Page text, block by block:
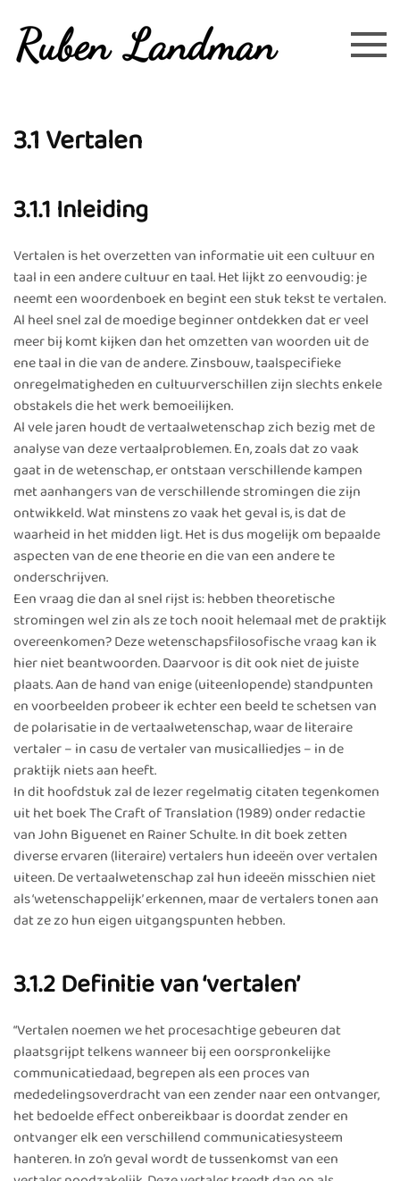
Overslaan en naar de inhoud gaan
3.1 Vertalen
3.1.1 Inleiding
Vertalen is het overzetten van informatie uit een cultuur en
taal in een andere cultuur en taal. Het lijkt zo eenvoudig: je
neemt een woordenboek en begint een stuk tekst te vertalen.
Al heel snel zal de moedige beginner ontdekken dat er veel
meer bij komt kijken dan het omzetten van woorden uit de
ene taal in die van de andere. Zinsbouw, taalspecifieke
onregelmatigheden en cultuurverschillen zijn slechts enkele
obstakels die het werk bemoeilijken.
Al vele jaren houdt de vertaalwetenschap zich bezig met de
analyse van deze vertaalproblemen. En, zoals dat zo vaak
gaat in de wetenschap, er ontstaan verschillende kampen
met aanhangers van de verschillende stromingen die zijn
ontwikkeld. Wat minstens zo vaak het geval is, is dat de
waarheid in het midden ligt. Het is dus mogelijk om bepaalde
aspecten van de ene theorie en die van een andere te
onderschrijven.
Een vraag die dan al snel rijst is: hebben theoretische
stromingen wel zin als ze toch nooit helemaal met de praktijk
overeenkomen? Deze wetenschapsfilosofische vraag kan ik
hier niet beantwoorden. Daarvoor is dit ook niet de juiste
plaats. Aan de hand van enige (uiteenlopende) standpunten
en voorbeelden probeer ik echter een beeld te schetsen van
de polarisatie in de vertaalwetenschap, waar de literaire
vertaler – in casu de vertaler van musicalliedjes – in de
praktijk niets aan heeft.
In dit hoofdstuk zal de lezer regelmatig citaten tegenkomen
uit het boek The Craft of Translation (1989) onder redactie
van John Biguenet en Rainer Schulte. In dit boek zetten
diverse ervaren (literaire) vertalers hun ideeën over vertalen
uiteen. De vertaalwetenschap zal hun ideeën misschien niet
als ‘wetenschappelijk’ erkennen, maar de vertalers tonen aan
dat ze zo hun eigen uitgangspunten hebben.
3.1.2 Definitie van ‘vertalen’
“Vertalen noemen we het procesachtige gebeuren dat
plaatsgrijpt telkens wanneer bij een oorspronkelijke
communicatiedaad, begrepen als een proces van
mededelingsoverdracht van een zender naar een ontvanger,
het bedoelde effect onbereikbaar is doordat zender en
ontvanger elk een verschillend communicatiesysteem
hanteren. In zo’n geval wordt de tussenkomst van een